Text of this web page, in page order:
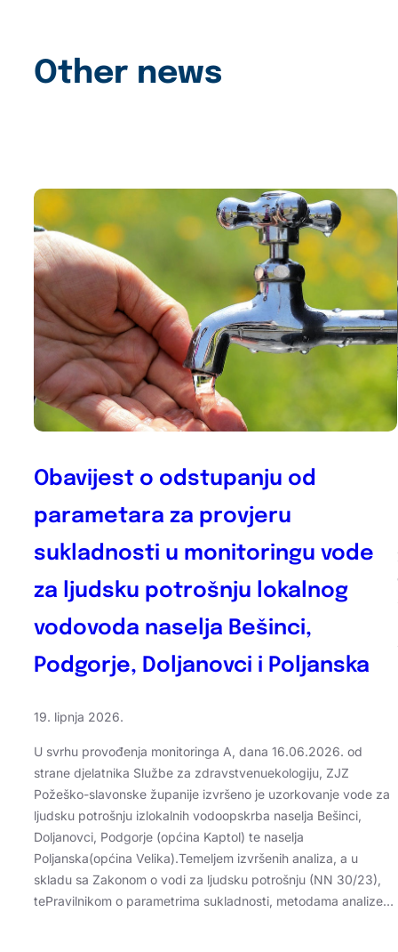
Other news
Obavijest o odstupanju od
parametara za provjeru
sukladnosti u monitoringu vode
za ljudsku potrošnju lokalnog
vodovoda naselja Bešinci,
Podgorje, Doljanovci i Poljanska
19. lipnja 2026.
U svrhu provođenja monitoringa A, dana 16.06.2026. od
strane djelatnika Službe za zdravstvenuekologiju, ZJZ
Požeško-slavonske županije izvršeno je uzorkovanje vode za
ljudsku potrošnju izlokalnih vodoopskrba naselja Bešinci,
Doljanovci, Podgorje (općina Kaptol) te naselja
Poljanska(općina Velika).Temeljem izvršenih analiza, a u
skladu sa Zakonom o vodi za ljudsku potrošnju (NN 30/23),
tePravilnikom o parametrima sukladnosti, metodama analize…